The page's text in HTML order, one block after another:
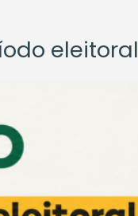
eleitoral